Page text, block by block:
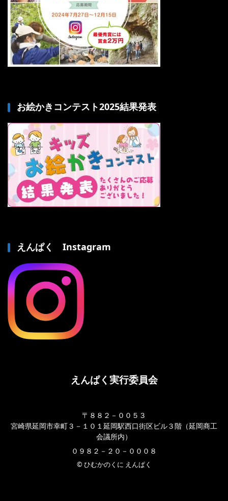
お絵かきコンテスト2025結果発表
えんぱく Instagram
えんぱく実行委員会
〒８８２－００５３
宮崎県延岡市幸町３－１０１延岡駅西口街区ビル３階（延岡商工
会議所内）
０９８２－２０－０００８
© ひむかのくに えんぱく